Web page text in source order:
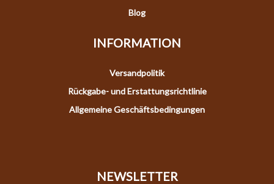
Blog
INFORMATION
Versandpolitik
Rückgabe- und Erstattungsrichtlinie
Allgemeine Geschäftsbedingungen
NEWSLETTER